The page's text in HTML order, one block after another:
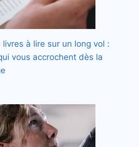
livres à lire sur un long vol :
vous accrochent dès la